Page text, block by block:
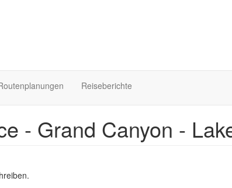
Reiseberichte
- Grand Canyon -